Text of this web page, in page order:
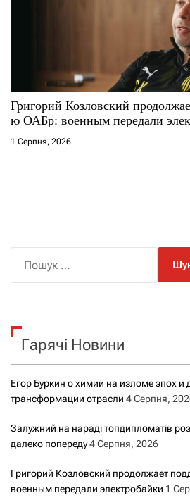
Григорий Козловский
ю ОАБр: военным передали
1 Серпня, 2026
к
Гарячі Новини
Егор Буркин о химии на изломе эпох и
трансформации отрасли 4 Серпня,
Залужний на нараді топдипломатів
далеко попереду4 Серпня, 2026
Григорий Козловский продолжает
военным передали электробайки 1